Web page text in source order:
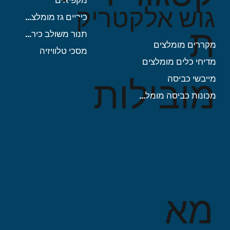
מא
ת
מובילות
כיריים גז מומלצות
תנור משולב כיריים
מסכי טלוויזיה
מקררים מומלצים
מדיחי כלים מומלצים
מייבשי כביסה
מכונות כביסה מומלצות
גוש אלקטריק